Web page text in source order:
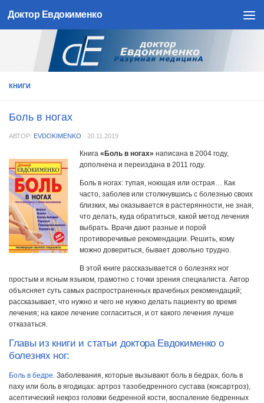
Skip to content
Доктор Евдокименко
КНИГИ
Боль в ногах
АВТОР: EVDOKIMENKO · 20.11.2019
Книга «Боль в ногах» написана в 2004 году,
дополнена и переиздана в 2011 году.
Боль в ногах: тупая, ноющая или острая… Как
часто, заболев или столкнувшись с болезнью своих
близких, мы оказывается в растерянности, не зная,
что делать, куда обратиться, какой метод лечения
выбрать. Врачи дают разные и порой
противоречивые рекомендации. Решить, кому
можно довериться, бывает довольно трудно.
В этой книге рассказывается о болезнях ног
простым и ясным языком, грамотно с точки зрения специалиста. Автор
объясняет суть самых распространенных врачебных рекомендаций;
рассказывает, что нужно и чего не нужно делать пациенту во время
лечения; на какое лечение согласиться, и от какого лечения лучше
отказаться.
Главы из книги и статьи доктора Евдокименко о
болезнях ног:
Боль в бедре. Заболевания, которые вызывают боль в бедрах, боль в
паху или боль в ягодицах: артроз тазобедренного сустава (коксартроз),
асептический некроз головки бедренной кости, воспаление бедренных